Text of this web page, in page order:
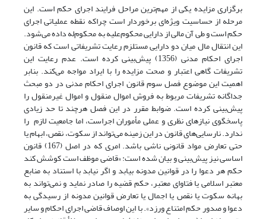
برگزاری مزایده یکی از مهم‌ترین مراحل فرایند اجرای حکم است. این
مرحله از حساسیت ویژه‌ای برخوردار است چراکه نقطه عملیاتی اجرای
حکم است و طی آن مالی از دارایی محکوم‌علیه به محکوم‌له داده می‌‌شود.
این انتقال مال میان دو دارایی مستلزم رعایت تشریفاتی است که قانون
اجرای احکام مدنی (1356) پیش‌بینی کرده است. عدم رعایت این
تشریفات گاهی اعتبار و صحت مزایده را با ایراد مواجه می‌کند. بنابر
اهمیت این موضوع فصل سوم قانون اجرای احکام مدنی در دو مبحث
جداگانه تشریفات مربوط به فروش اموال منقول و اموال غیر‌منقول را
پیش‌بینی کرده است. ضوابط مقرر در این فصل هرچند تا حد زیادی
پاسخگوی نیازهای نظری و عملی مأموران اجراست، اما جامعیت لازم را
ندارد. نارسایی‌های قانون در این زمینه می‌تواند از سکوت، نقص، ابهام یا
حتی تعارض مواد قانونی ناشی باشد. امری که در اصل (167) قانون
اساسی نیز پیش‌بینی و بیان شده‌ است: «قاضی موظف است کوشش کند
حکم هر دعوا را در قوانین مدونه بیابد و اگر نیابد با استناد به منابع
معتبر اسلامی یا فتاوای معتبر، حکم قضیه را صادر نماید و نمی‌تواند به
بهانه سکوت یا نقص یا اجمال یا تعارض قوانین مدونه از رسیدگی به
دعوا و صدور حکم امتناع ورزد». با این اوصاف قاضی اجرای احکام و سایر